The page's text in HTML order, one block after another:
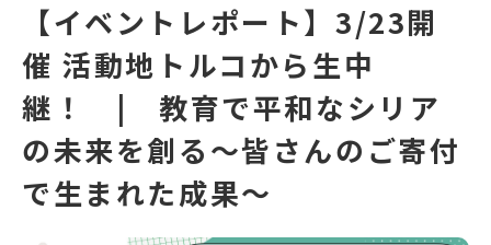
【イベントレポート】3/23開
催 活動地トルコから生中
継！ | 教育で平和なシリア
の未来を創る～皆さんのご寄付
で生まれた成果～